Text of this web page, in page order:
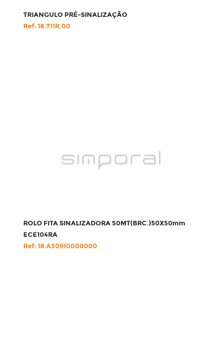
TRIANGULO PRÉ-SINALIZAÇÃO
Ref: 18.711R.00
ROLO FITA SINALIZADORA 50MT(BRC.)50X50mm
ECE104RA
Ref: 18.A30910000000